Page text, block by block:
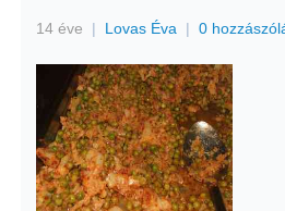
14 éve | Lovas Éva | 0